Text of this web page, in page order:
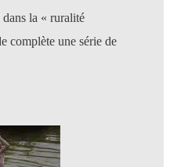
la « ruralité
complète une série de